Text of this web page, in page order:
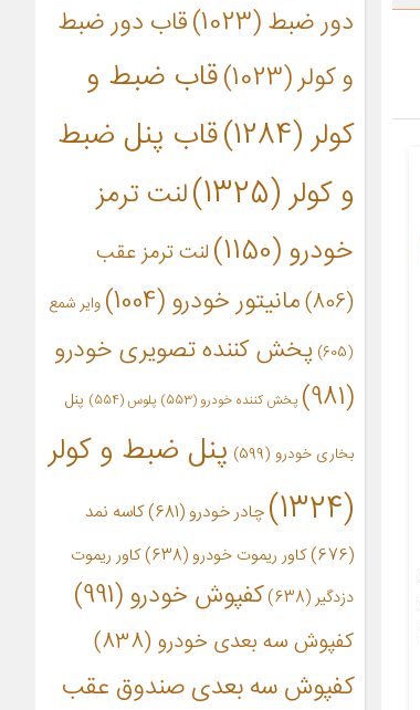
دور ضبط(1023)
قاب دور ضبط
و کولر(1023)
قاب ضبط و
کولر(1284)
قاب پنل ضبط
و کولر(1325)
لنت ترمز
خودرو(1150)
لنت ترمز عقب
(806)
مانیتور خودرو(1004)
وایر شمع
(605)
پخش کننده تصویری خودرو
(981)
پخش کننده خودرو(553) پلوس(554) پنل
بخاری خودرو (599)
پنل ضبط و کولر
(1324)
چادر خودرو (681)
کاسه نمد
(676)
کاور ریموت خودرو(638)
کاور ریموت
دزدگیر(638) کفپوش خودرو(991)
کفپوش سه بعدی خودرو (838)
کفپوش سه بعدی صندوق عقب